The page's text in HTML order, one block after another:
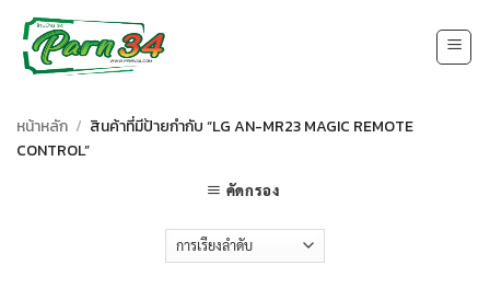
content
หน้าหลัก / สินค้าที่มีป้ายกำกับ “LG AN-MR23 MAGIC REMOTE
CONTROL”
คัดกรอง